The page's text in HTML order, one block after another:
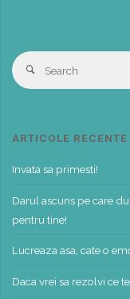
Search
ARTICOLE RECENTE
Invata sa primesti!
Darul ascuns pe care
pentru tine!
Lucreaza asa, cate o
Daca vrei sa rezolvi ce